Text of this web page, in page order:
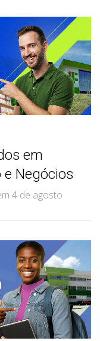
em
e Negócios
4 de agosto